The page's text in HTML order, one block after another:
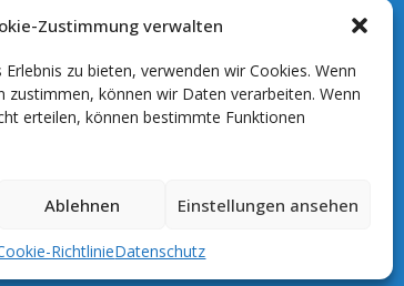
Zustimmung verwalten
zu bieten, verwenden wir Cookies. Wenn
zustimmen, können wir Daten verarbeiten. Wenn
erteilen, können bestimmte Funktionen
Ablehnen Einstellungen ansehen
RichtlinieDatenschutz